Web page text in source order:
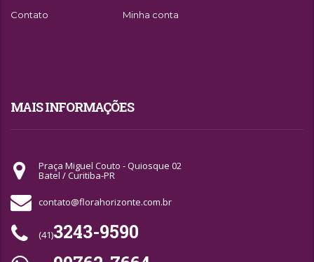
Contato Minha conta
MAIS INFORMAÇÕES
Praça Miguel Couto - Quiosque 02
Batel / Curitiba-PR
contato@florahorizonte.com.br
(41)3243-9590